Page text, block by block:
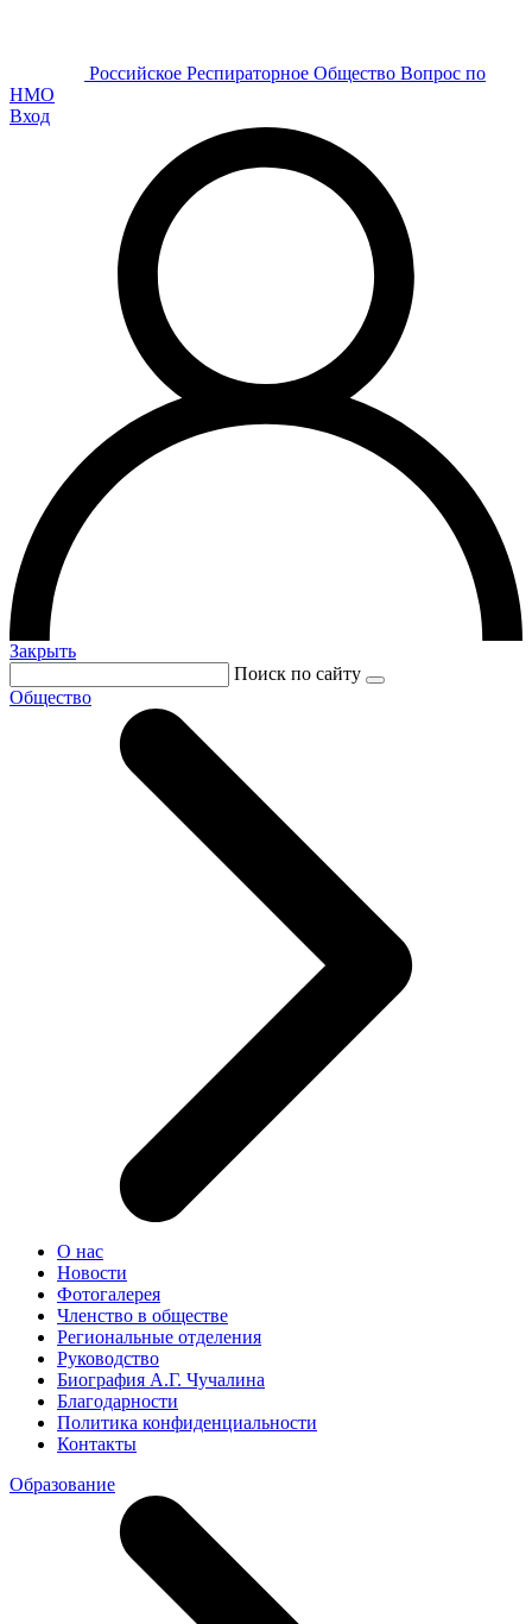
Российское Респираторное Общество Вопрос по
НМО
Вход
Закрыть
Поиск по сайту
Общество
О нас
Новости
Фотогалерея
Членство в обществе
Региональные отделения
Руководство
Биография А.Г. Чучалина
Благодарности
Политика конфиденциальности
Контакты
Образование